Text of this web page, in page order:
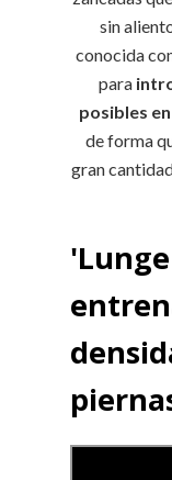
sin
conocida
para
posibles
de forma
gran